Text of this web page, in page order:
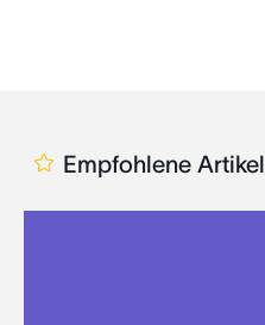
Empfohlene Artikel